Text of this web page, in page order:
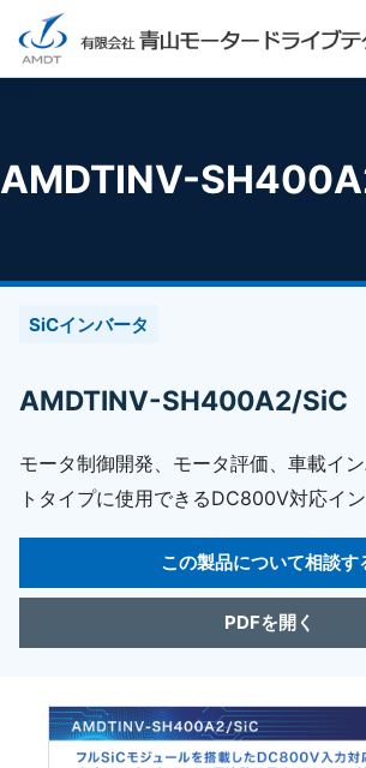
AMDTINV-
SiCインバータ
AMDTINV-SH400A2/SiC
モータ制御開発、モータ評価、車載イ
トタイプに使用できるDC800V対応イン
この製品について相談す
PDFを開く